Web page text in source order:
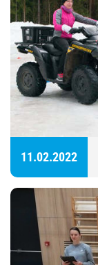
11.02.2022